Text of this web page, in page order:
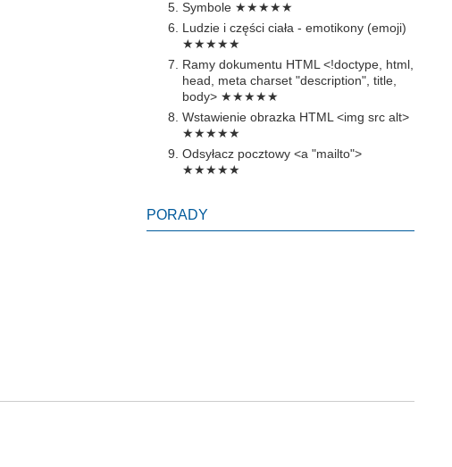
Symbole ★★★★★
Ludzie i części ciała - emotikony (emoji)
★★★★★
Ramy dokumentu HTML <!doctype, html,
head, meta charset "description", title,
body> ★★★★★
Wstawienie obrazka HTML <img src alt>
★★★★★
Odsyłacz pocztowy <a "mailto">
★★★★★
PORADY